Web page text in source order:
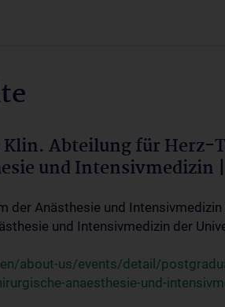
Klin. Abteilung für Herz-
und Intensivmedizin
der Anästhesie und
und Intensivmedizin der
about-us/events/detail/
anaesthesie-und-